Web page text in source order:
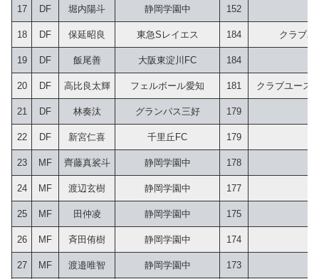
17 DF 堀内陽斗 静岡学園中 152
18 DF 保延昭良 東急Sレイエス 184 クラブユ
19 DF 飯尾善 大阪東淀川FC 184
20 DF 高比良太輝 フェルボール愛知 181 クラブユース
21 DF 林奏汰 グランパス三好 179
22 DF 新宮仁喜 千里丘FC 179
23 MF 齊藤真裟斗 静岡学園中 178
24 MF 渡辺玄樹 静岡学園中 177
25 MF 田仲凌 静岡学園中 175
26 MF 斉田侑樹 静岡学園中 174
27 MF 渡邉唯智 静岡学園中 173